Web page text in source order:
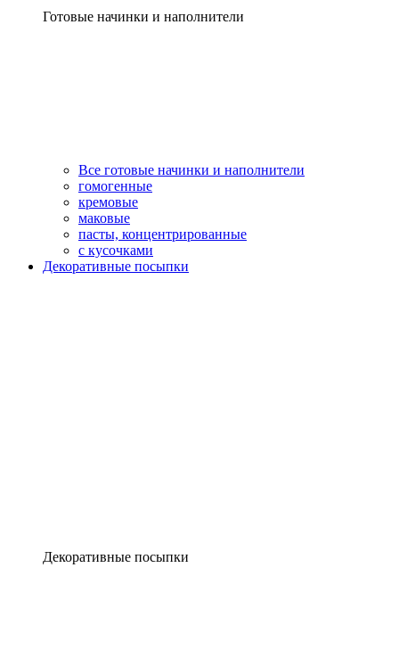
Готовые начинки и наполнители
Все готовые начинки и наполнители
гомогенные
кремовые
маковые
пасты, концентрированные
с кусочками
Декоративные посыпки
Декоративные посыпки